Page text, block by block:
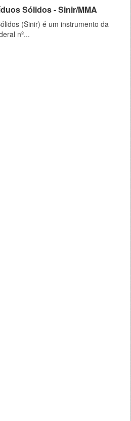
Sólidos - Sinir/MMA
(Sinir) é um instrumento da
nº...